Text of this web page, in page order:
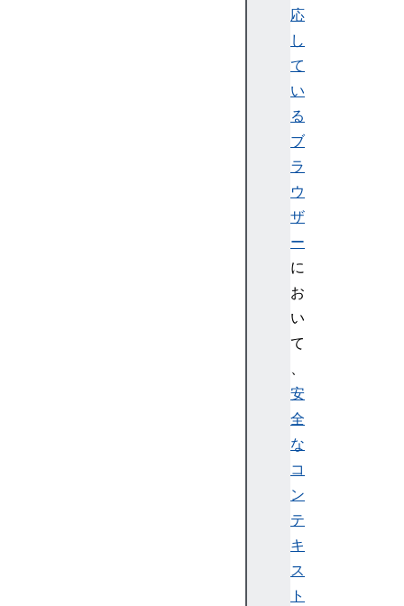
応
し
て
い
る
ブ
ラ
ウ
ザ
ー
に
お
い
て
、
安
全
な
コ
ン
テ
キ
ス
ト